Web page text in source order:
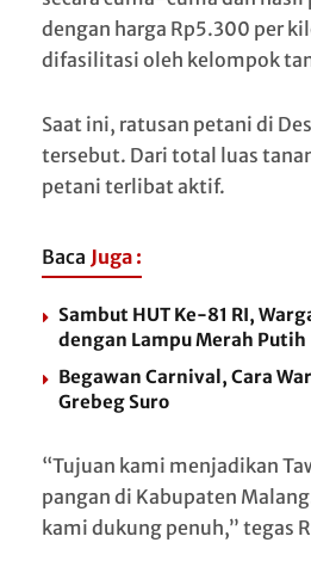
dengan harga Rp5.300 per
difasilitasi oleh kelompok
Saat ini, ratusan petani di
tersebut. Dari total luas
petani terlibat aktif.
Baca Juga :
Sambut HUT Ke-81 RI,
dengan Lampu Merah Putih
Begawan Carnival, Cara
Grebeg Suro
“Tujuan kami menjadikan
pangan di Kabupaten
kami dukung penuh,” tegas